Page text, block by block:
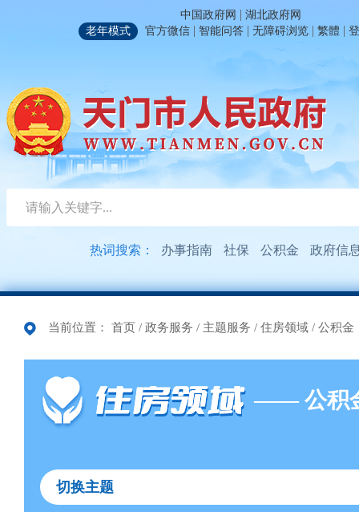
中国政府网 | 湖北政府网
老年模式
官方微信 | 智能问答 | 无障碍浏览 | 繁體 |
热词搜索： 办事指南 社保 公积金 政府信
当前位置： 首页 / 政务服务 / 主题服务 / 住房领域 / 公积金
—— 公积
切换主题